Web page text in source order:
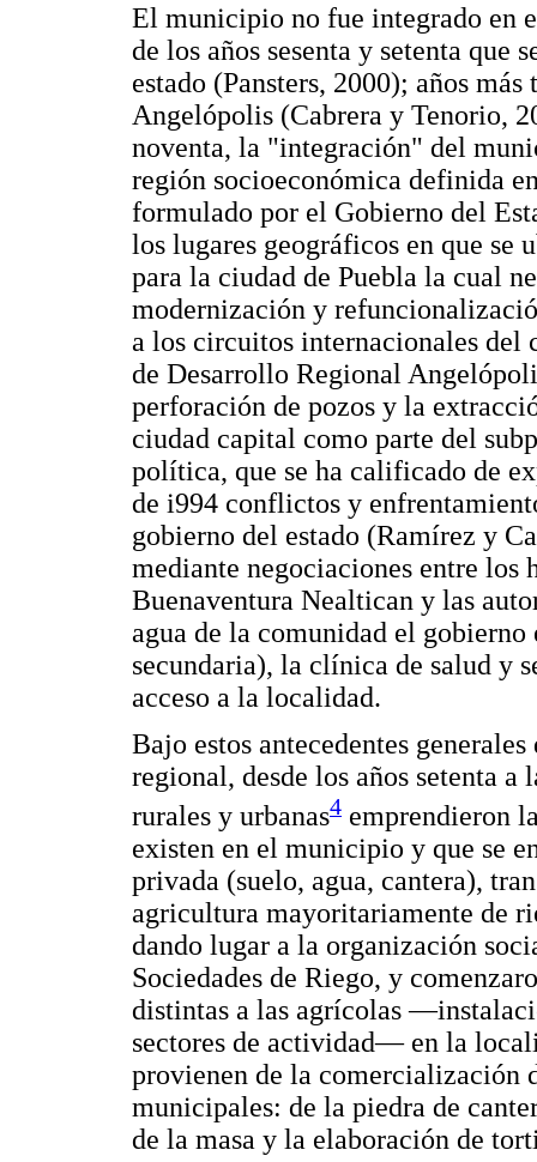
El municipio no fue integrado en
de los años sesenta y setenta que
estado (Pansters, 2000); años
Angelópolis (Cabrera y Tenorio,
noventa, la "integración" del
región socioeconómica definida
formulado por el Gobierno del
los lugares geográficos en que se
para la ciudad de Puebla la cual
modernización y
a los circuitos internacionales del
de Desarrollo Regional
perforación de pozos y la
ciudad capital como parte del
política, que se ha calificado de
de i994 conflictos y
gobierno del estado (Ramírez y
mediante negociaciones entre los
Buenaventura Nealtican y las
agua de la comunidad el
secundaria), la clínica de salud y
acceso a la localidad.
Bajo estos antecedentes
regional, desde los años setenta
rurales y urbanas4 emprendieron
existen en el municipio y que se
privada (suelo, agua, cantera),
agricultura mayoritariamente de
dando lugar a la organización
Sociedades de Riego, y
distintas a las agrícolas
sectores de actividad— en la
provienen de la comercialización
municipales: de la piedra de
de la masa y la elaboración de